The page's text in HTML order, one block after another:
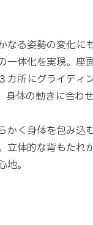
なる姿勢の変化に
一体化を実現。座
カ所にグライディ
身体の動きに合わ
かく身体を包み込
立体的な背もたれ
地。